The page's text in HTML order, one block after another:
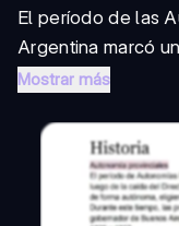
El período de las
Argentina marcó
Mostrar más